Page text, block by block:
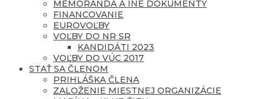
MEMORANDÁ A INÉ DOKUMENTY
FINANCOVANIE
EUROVOĽBY
VOĽBY DO NR SR
KANDIDÁTI 2023
VOĽBY DO VÚC 2017
STAŤ SA ČLENOM
PRIHLÁŠKA ČLENA
ZALOŽENIE MIESTNEJ ORGANIZÁCIE